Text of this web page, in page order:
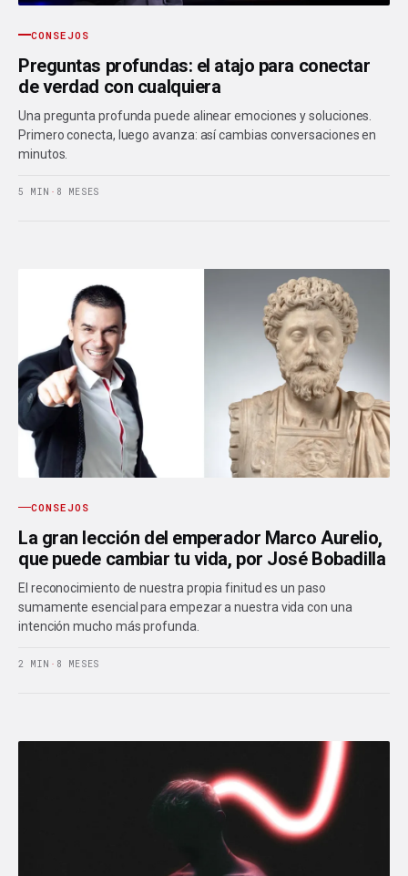
CONSEJOS
Preguntas profundas: el atajo para conectar
de verdad con cualquiera
Una pregunta profunda puede alinear emociones y soluciones.
Primero conecta, luego avanza: así cambias conversaciones en
minutos.
5 MIN · 8 MESES
CONSEJOS
La gran lección del emperador Marco Aurelio,
que puede cambiar tu vida, por José Bobadilla
El reconocimiento de nuestra propia finitud es un paso
sumamente esencial para empezar a nuestra vida con una
intención mucho más profunda.
2 MIN · 8 MESES